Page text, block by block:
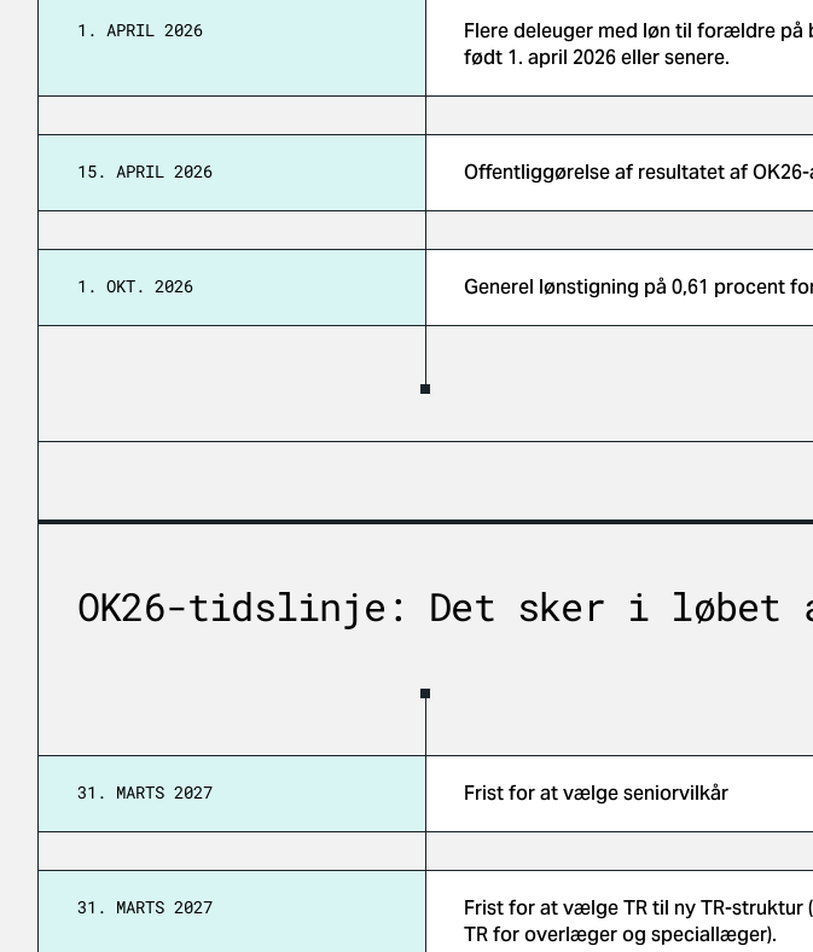
1. APRIL 2026
Flere deleuger med løn til forældre
født 1. april 2026 eller senere.
15. APRIL 2026 Offentliggørelse af resultatet af
1. OKT. 2026 Generel lønstigning på 0,61 procent
OK26-tidslinje: Det sker i løbet
31. MARTS 2027 Frist for at vælge seniorvilkår
31. MARTS 2027
Frist for at vælge TR til ny TR-
TR for overlæger og speciallæger).